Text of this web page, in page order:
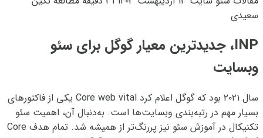
سعیدی
INP، جدیدترین معیار گوگل برای سئو
وبسایت
سال ۲۰۲۱ بود که گوگل اعلام کرد Core web vital یکی از فاکتورهای
بسیار مهم در رتبه‌بندی وبسایت‌ها است. به‌دنبال آن، اهمیت سئو
تکنیکال در آموزش سئو نیز پررنگ‌تر از همیشه شد. تمام هدف Core